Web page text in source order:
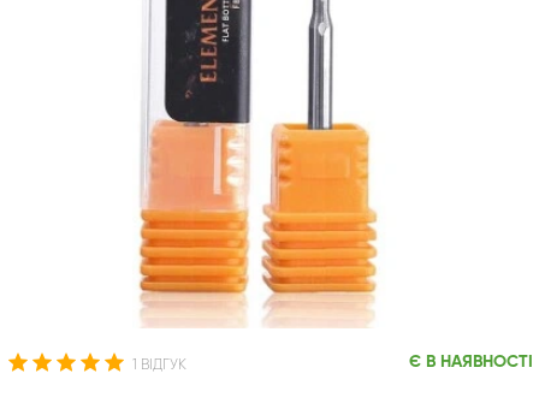
1 ВІДГУК Є В НАЯВНОСТІ